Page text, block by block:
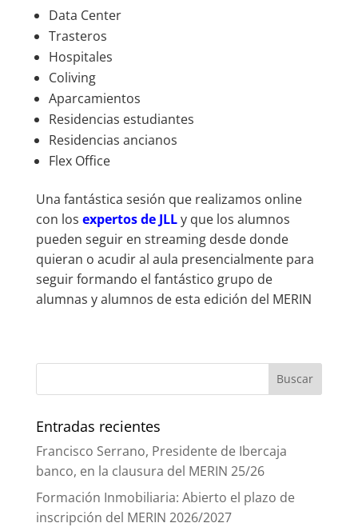
Data Center
Trasteros
Hospitales
Coliving
Aparcamientos
Residencias estudiantes
Residencias ancianos
Flex Office
Una fantástica sesión que realizamos online
con los expertos de JLLy que los alumnos
pueden seguir en streaming desde donde
quieran o acudir al aula presencialmente para
seguir formando el fantástico grupo de
alumnas y alumnos de esta edición del MERIN
Entradas recientes
Francisco Serrano, Presidente de Ibercaja
banco, en la clausura del MERIN 25/26
Formación Inmobiliaria: Abierto el plazo de
inscripción del MERIN 2026/2027